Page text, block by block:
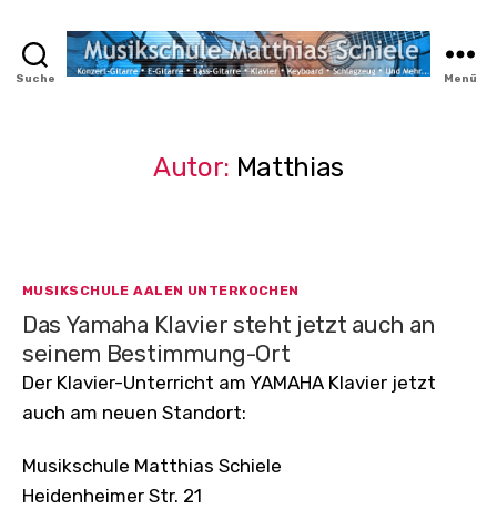
Suche Menü
Autor: Matthias
Kategorien
MUSIKSCHULE AALEN UNTERKOCHEN
Das Yamaha Klavier steht jetzt auch an
seinem Bestimmung-Ort
Der Klavier-Unterricht am YAMAHA Klavier jetzt
auch am neuen Standort:
Musikschule Matthias Schiele
Heidenheimer Str. 21